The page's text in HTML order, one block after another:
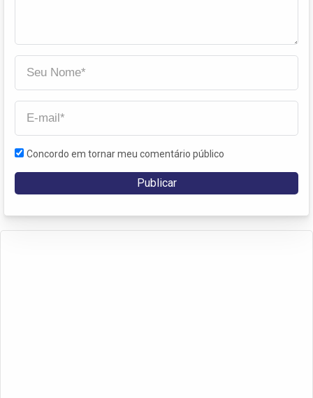
Concordo em tornar meu comentário público